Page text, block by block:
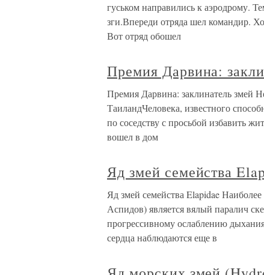
гуськом направились к аэродрому.
зги.Впереди отряда шел командир.
Вот отряд обошел
Премия Дарвина:
Премия Дарвина: заклинатель змей
ТаиландЧеловека, известного
по соседству с просьбой избавить
вошел в дом
Яд змей семейства
Яд змей семейства Elapidae
Аспидов) является вялый паралич
прогрессивному ослаблению
сердца наблюдаются еще в